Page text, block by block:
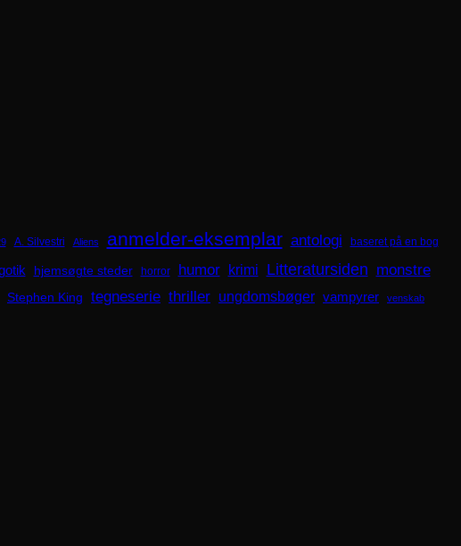
A. Silvestri Aliens anmelder-eksemplar antologi baseret på en bog
hjemsøgte steder horror humor krimi Litteratursiden monstre
Stephen King tegneserie thriller ungdomsbøger vampyrer venskab